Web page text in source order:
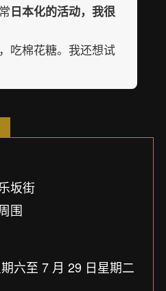
日本化的活动，我很
吃棉花糖。我还想试
坂街
围
六至 7 月 29 日星期二